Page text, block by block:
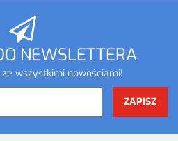
NEWSLETTERA
wszystkimi nowościami!